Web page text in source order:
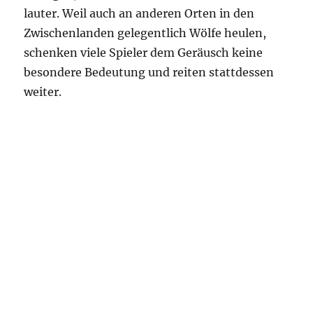
lauter. Weil auch an anderen Orten in den
Zwischenlanden gelegentlich Wölfe heulen,
schenken viele Spieler dem Geräusch keine
besondere Bedeutung und reiten stattdessen
weiter.